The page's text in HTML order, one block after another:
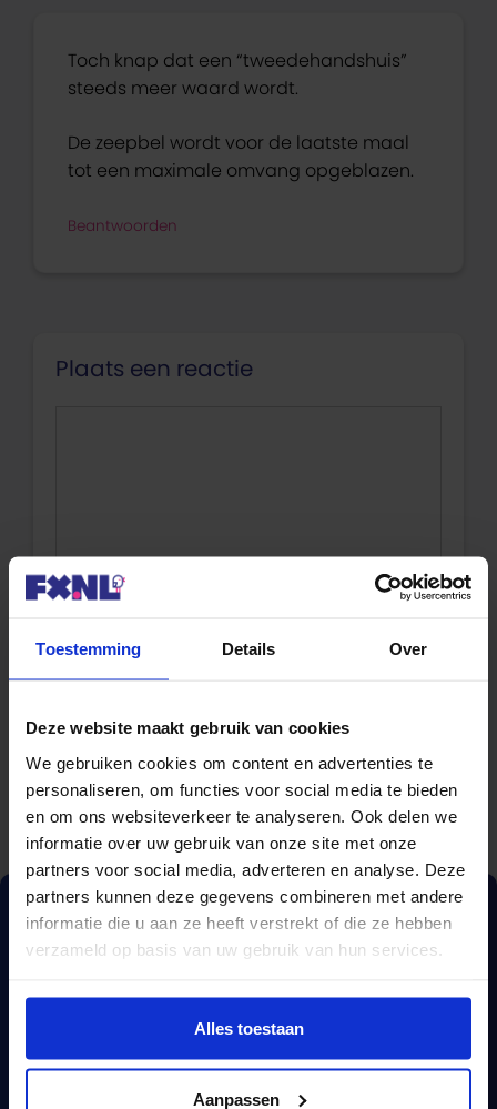
Toestemming Details Over
Deze website maakt gebruik van cookies
We gebruiken cookies om content en advertenties te
personaliseren, om functies voor social media te bieden
en om ons websiteverkeer te analyseren. Ook delen we
informatie over uw gebruik van onze site met onze
partners voor social media, adverteren en analyse. Deze
partners kunnen deze gegevens combineren met andere
informatie die u aan ze heeft verstrekt of die ze hebben
verzameld op basis van uw gebruik van hun services.
Alles toestaan
Aanpassen
Toch knap dat een “tweedehandshuis”
steeds meer waard wordt.
De zeepbel wordt voor de laatste maal
tot een maximale omvang opgeblazen.
Beantwoorden
Plaats een reactie
Naam